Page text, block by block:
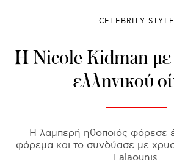
CELEBRITY STYLE
H Nicole Kidman
ελληνικού
Η λαμπερή ηθοποιός φόρεσε
φόρεμα και το συνδύασε με
Lalaounis.